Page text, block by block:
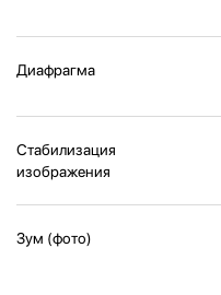
Диафрагма
Стабилизация
изображения
Зум (фото)